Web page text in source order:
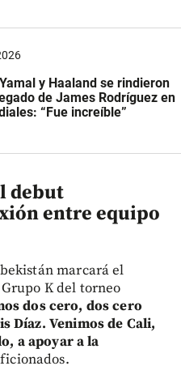
y Haaland se rindieron
de James Rodríguez en
“Fue increíble”
debut
entre equipo
marcará el
K del torneo
dos cero, dos cero
Díaz. Venimos de Cali,
a apoyar a la